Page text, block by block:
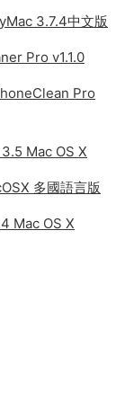
3.7.4中文版
Pro v1.1.0
Pro
Mac OS X
多國語言版
Mac OS X